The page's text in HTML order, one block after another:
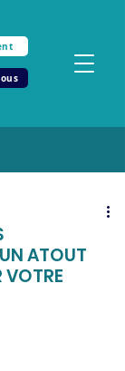
ATOUT
VOTRE